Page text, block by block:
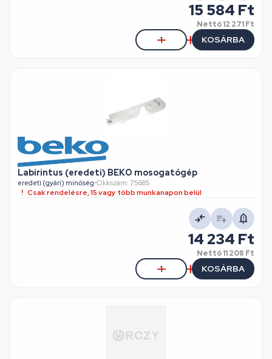
15 584 Ft
Nettó12 271 Ft
KOSÁRBA
Labirintus (eredeti) BEKO mosogatógép
eredeti (gyári) minőség•Cikkszám: 75685
Csak rendelésre, 15 vagy több munkanapon belül
14 234 Ft
Nettó11 208 Ft
KOSÁRBA